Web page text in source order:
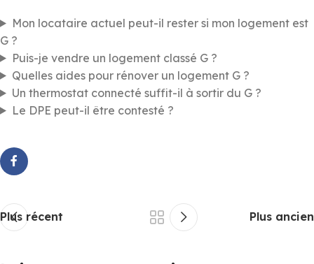
Mon locataire actuel peut-il rester si mon logement est
G ?
Puis-je vendre un logement classé G ?
Quelles aides pour rénover un logement G ?
Un thermostat connecté suffit-il à sortir du G ?
Le DPE peut-il être contesté ?
Plus récent Plus ancien